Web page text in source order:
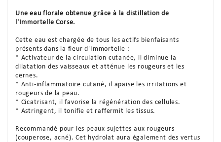
Une eau florale obtenue grâce à la distillation de
l'Immortelle Corse.
Cette eau est chargée de tous les actifs bienfaisants
présents dans la fleur d'Immortelle :
* Activateur de la circulation cutanée, il diminue la
dilatation des vaisseaux et atténue les rougeurs et les
cernes.
* Anti-inflammatoire cutané, il apaise les irritations et
rougeurs de la peau.
* Cicatrisant, il favorise la régénération des cellules.
* Astringent, il tonifie et raffermit les tissus.
Recommandé pour les peaux sujettes aux rougeurs
(couperose, acné). Cet hydrolat aura également des vertus